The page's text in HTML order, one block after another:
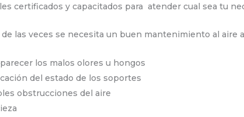
certificados y capacitados para atender cual sea tu
de las veces se necesita un buen mantenimiento al aire
los malos olores u hongos
del estado de los soportes
obstrucciones del aire